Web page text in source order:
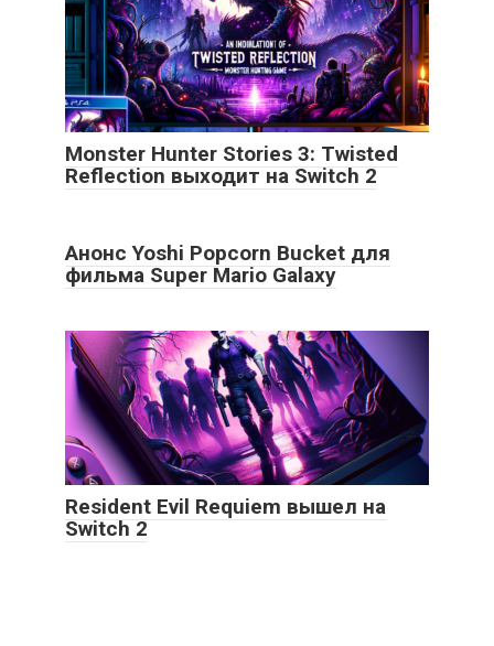
Monster Hunter Stories 3: Twisted
Reflection выходит на Switch 2
Анонс Yoshi Popcorn Bucket для
фильма Super Mario Galaxy
Resident Evil Requiem вышел на
Switch 2